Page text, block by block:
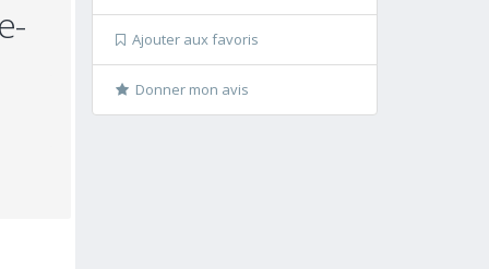
Ajouter aux favoris
Donner mon avis